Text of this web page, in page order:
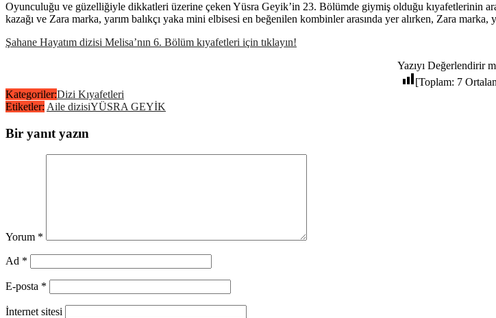
Oyunculuğu ve güzelliğiyle dikkatleri üzerine çeken Yüsra Geyik’in 23. Bölümde giymiş olduğu kıyafetlerinin
kazağı ve Zara marka, yarım balıkçı yaka mini elbisesi en beğenilen kombinler arasında yer alırken, Zara
Şahane Hayatım dizisi Melisa’nın 6. Bölüm kıyafetleri için tıklayın!
Yazıyı Değerlendirir
[Toplam: 7
Kategoriler:Dizi Kıyafetleri
Etiketler: Aile dizisiYÜSRA GEYİK
Bir yanıt yazın
Yorum *
Ad *
E-posta *
İnternet sitesi